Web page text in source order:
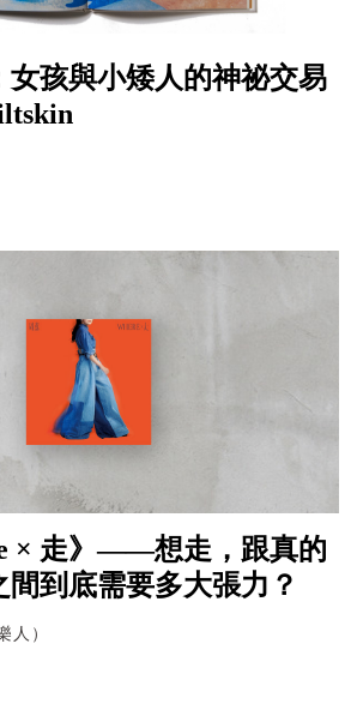
女孩與小矮人的神祕交易
× 走》——想走，跟真的
間到底需要多大張力？
人）